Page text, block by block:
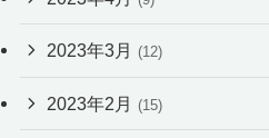
2023年3月 (12)
2023年2月 (15)